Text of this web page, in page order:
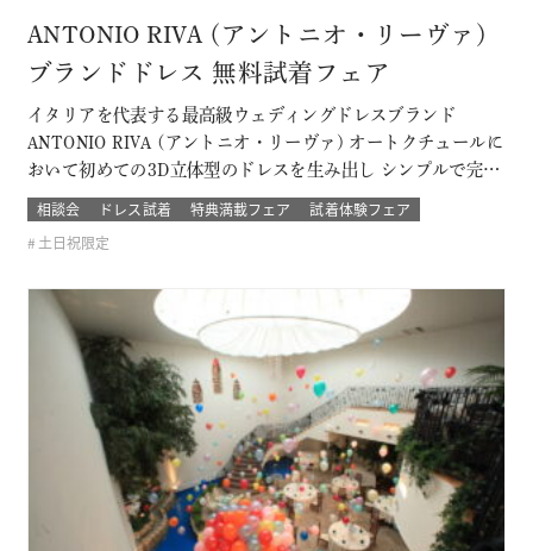
ANTONIO RIVA (アントニオ・リーヴァ)
ブランドドレス 無料試着フェア
イタリアを代表する最高級ウェディングドレスブランド
ANTONIO RIVA (アントニオ・リーヴァ) オートクチュールに
おいて初めての3D立体型のドレスを生み出し シンプルで完璧
なライン、理想的なプロポーションと個性を兼ね備えていま
す。 上質な素材と卓悦した仕立て。 花嫁の個性と気品を際立
たせ、特別な日を格別に輝かせてくれるドレス 結婚式当日の
相談会 ドレス試着 特典満載フェア
試着体験フェア
土日祝限定